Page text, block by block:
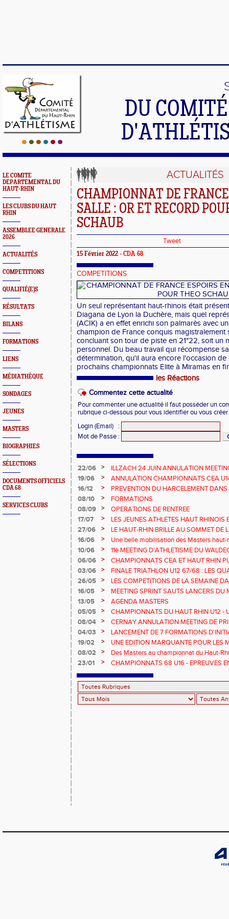
DU
LE COMITE
DEPARTEMENTAL DU
HAUT-RHIN
LES CLUBS DU HAUT
RHIN
ASSEMBLEE GENERALE
2026
ACTUALITÉS
COMPETITIONS
QUALIFIÉ(E)S
RÉSULTATS
BILANS
FORMATIONS
LIENS
MÉDIATHÈQUE
SONDAGES
JEUNES
MASTERS
BIOGRAPHIES
SÉLECTIONS
DOCUMENTS OFFICIELS
CDA 68
SERVICES CLUBS
ACTUALITÉS
CHAMPIONNAT DE
SALLE : OR ET RECORD
SCHAUB
Tweet
15 Février 2022 - CDA 68
COMPETITIONS
Un seul représentant haut-rhinois était
Diagana de Lyon la Duchère, mais quel
(ACIK) a en effet enrichi son palmarès avec
champion de France conquis magistralement
concluant son tour de piste en 21"22, soit un
personnel. Du beau travail qui récompense
détermination, qu'il aura encore l'occasion
prochains championnats Elite à Miramas en
les Réactions
Commentez cette actualité
Pour commenter une actualité il faut posséder un
rubrique ci-dessous pour vous identifier ou vous
Login (Email)
:
Mot de Passe :
22/06 >
ILLZACH 24 JUIN ANNULATION
19/06
>
ANNULATION CHAMPIONNATS CEA
16/12
>
PREVENTION DU HARCELEMENT
08/10
>
FORMATIONS
08/09
>
OPERATIONS DE RENTREE
17/07
>
LES JEUNES ATHLETES HAUT RHINOIS
CHAMPIONNATS DE FRANCE AVENIR
27/06 >
LE HAUT-RHIN BRILLE AU SOMMET DE
!
16/06 >
Une belle mobilisation des Masters haut-
Championnats Grand Est 2025
10/06 >
11è MEETING D'ATHLETISME DU
06/06
>
CHAMPIONNATS CEA ET HAUT RHIN
03/06
>
FINALE TRIATHLON U12 67/68 : LES
26/05
>
LES COMPETITIONS DE LA SEMAINE
16/05
>
MEETING SPRINT SAUTS LANCERS DU
13/05
>
AGENDA MASTERS
05/05
>
CHAMPIONNATS DU HAUT RHIN U12 -
08/04
>
CERNAY ANNULATION MEETING DE
04/03
>
LANCEMENT DE 7 FORMATIONS
19/02
>
UNE EDITION MARQUANTE POUR LES
08/02
>
Des Masters au championnat du Haut-
23/01
>
CHAMPIONNATS 68 U16 - EPREUVES